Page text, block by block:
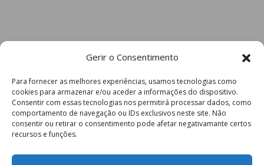
Gerir o Consentimento
Para fornecer as melhores experiências, usamos tecnologias como
cookies para armazenar e/ou aceder a informações do dispositivo.
Consentir com essas tecnologias nos permitirá processar dados, como
comportamento de navegação ou IDs exclusivos neste site. Não
consentir ou retirar o consentimento pode afetar negativamante certos
recursos e funções.